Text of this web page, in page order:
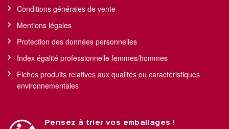
Conditions générales de vente
Mentions légales
Protection des données personnelles
Index égalité professionnelle femmes/hommes
Fiches produits relatives aux qualités ou caractéristiques
environnementales
Pensez à trier vos emballages !